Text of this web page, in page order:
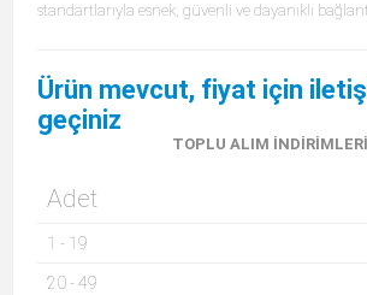
standartlarıyla esnek, güvenli ve dayanıklı
Ürün mevcut, fiyat için
geçiniz
TOPLU ALIM İNDIRIMLERI
Adet
1 - 19
20-49